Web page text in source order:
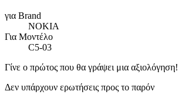
για Brand
NOKIA
Για Μοντέλο
C5-03
Γίνε ο πρώτος που θα γράψει μια αξιολόγηση!
Δεν υπάρχουν ερωτήσεις προς το παρόν